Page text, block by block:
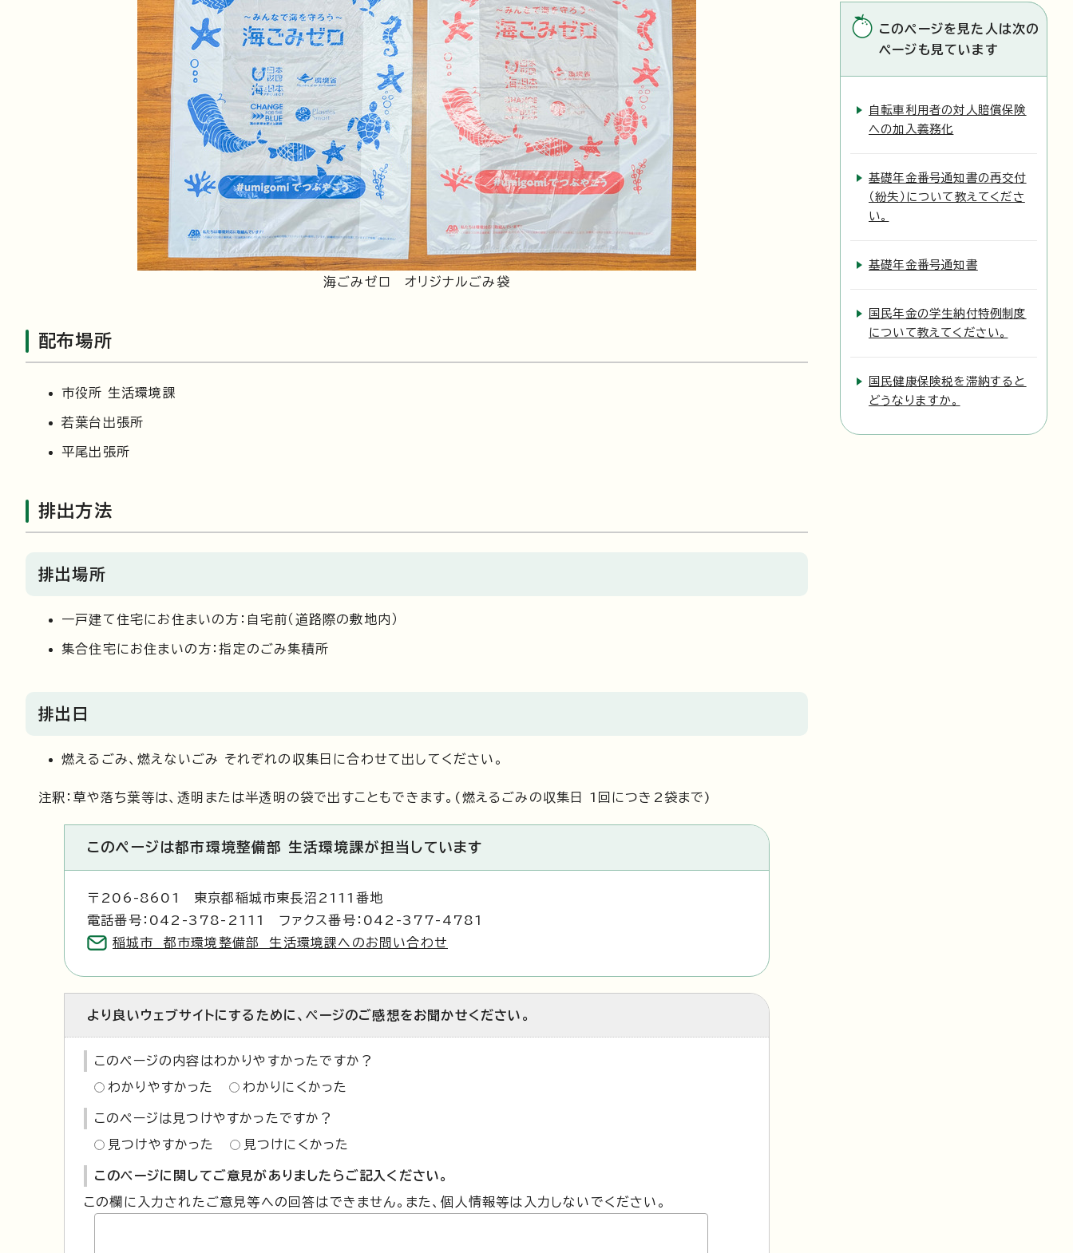
海ごみゼロ オリジナルごみ袋
配布場所
市役所 生活環境課
若葉台出張所
平尾出張所
排出方法
排出場所
一戸建て住宅にお住まいの方：自宅前（道路際の敷地内）
集合住宅にお住まいの方：指定のごみ集積所
排出日
燃えるごみ、燃えないごみ それぞれの収集日に合わせて出してください。
注釈：草や落ち葉等は、透明または半透明の袋で出すこともできます。(燃えるごみの収集日 1回につき2袋まで)
このページは都市環境整備部 生活環境課が担当しています
〒206-8601 東京都稲城市東長沼2111番地
電話番号：042-378-2111 ファクス番号：042-377-4781
稲城市 都市環境整備部 生活環境課へのお問い合わせ
より良いウェブサイトにするために、ページのご感想をお聞かせください。
このページの内容はわかりやすかったですか？
わかりやすかった わかりにくかった
このページは見つけやすかったですか？
見つけやすかった 見つけにくかった
このページに関してご意見がありましたらご記入ください。
この欄に入力されたご意見等への回答はできません。また、個人情報等は入力しないでください。
このページを見た人は次の
ページも見ています
自転車利用者の対人賠償保険
への加入義務化
基礎年金番号通知書の再交付
（紛失）について教えてくださ
い。
基礎年金番号通知書
国民年金の学生納付特例制度
について教えてください。
国民健康保険税を滞納すると
どうなりますか。